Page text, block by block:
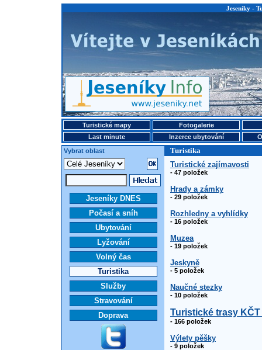
Jeseníky -
Turistické mapy
Fotogalerie
Last minute
Inzerce ubytování
Vybrat oblast
Turistika
Jeseníky DNES
Počasí a sníh
Ubytování
Lyžování
Volný čas
Turistika
Služby
Stravování
Doprava
Turistické zajímavosti
- 47 položek
Hrady a zámky
- 29 položek
Rozhledny a vyhlídky
- 16 položek
Muzea
- 19 položek
Jeskyně
- 5 položek
Naučné stezky
- 10 položek
Turistické trasy KČT
- 166 položek
Výlety pěšky
- 9 položek